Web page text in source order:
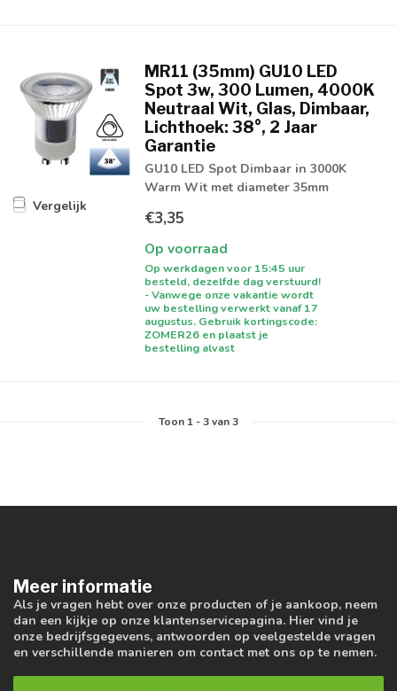
Vergelijk
MR11 (35mm) GU10 LED
Spot 3w, 300 Lumen, 4000K
Neutraal Wit, Glas, Dimbaar,
Lichthoek: 38°, 2 Jaar
Garantie
GU10 LED Spot Dimbaar in 3000K
Warm Wit met diameter 35mm
€3,35
Op voorraad
Op werkdagen voor 15:45 uur
besteld, dezelfde dag verstuurd!
- Vanwege onze vakantie wordt
uw bestelling verwerkt vanaf 17
augustus. Gebruik kortingscode:
ZOMER26 en plaatst je
bestelling alvast
Toon 1-3van 3
Meer informatie
Als je vragen hebt over onze producten of je aankoop, neem
dan een kijkje op onze klantenservicepagina. Hier vind je
onze bedrijfsgegevens, antwoorden op veelgestelde vragen
en verschillende manieren om contact met ons op te nemen.